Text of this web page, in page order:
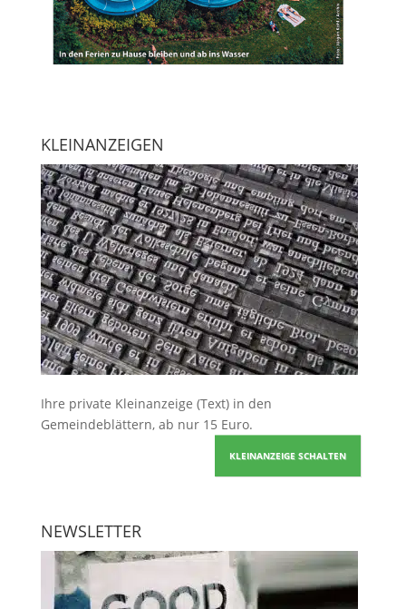
KLEINANZEIGEN
Ihre private Kleinanzeige (Text) in den
Gemeindeblättern, ab nur 15 Euro.
KLEINANZEIGE SCHALTEN
NEWSLETTER